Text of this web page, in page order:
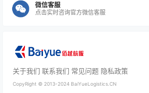
微信客服
点击实时咨询官方微信客服
关于我们 联系我们 常见问题 隐私政策
CopyRight © 2013-2024 BaiYueLogistics.CN